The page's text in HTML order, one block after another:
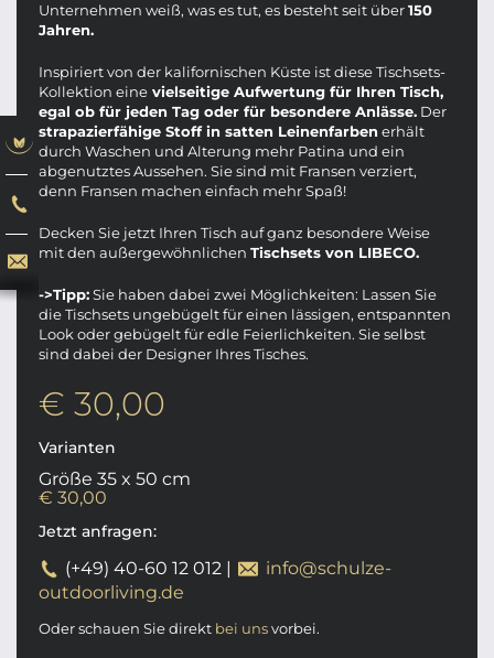
Unternehmen weiß, was es tut, es besteht seit über150
Jahren.
Inspiriert von der kalifornischen Küste ist diese Tischsets-
Kollektion eine vielseitige Aufwertung für Ihren Tisch,
egal ob für jeden Tag oder für besondere Anlässe. Der
strapazierfähige Stoff in satten Leinenfarben erhält
durch Waschen und Alterung mehr Patina und ein
abgenutztes Aussehen. Sie sind mit Fransen verziert,
denn Fransen machen einfach mehr Spaß!
Decken Sie jetzt Ihren Tisch auf ganz besondere Weise
mit den außergewöhnlichen Tischsets von LIBECO.
->Tipp:Sie haben dabei zwei Möglichkeiten: Lassen Sie
die Tischsets ungebügelt für einen lässigen, entspannten
Look oder gebügelt für edle Feierlichkeiten. Sie selbst
sind dabei der Designer Ihres Tisches.
€ 30,00
Varianten
Größe 35 x 50 cm
€ 30,00
Jetzt anfragen:
(+49) 40-60 12 012 |
info@schulze-
outdoorliving.de
Oder schauen Sie direkt bei unsvorbei.